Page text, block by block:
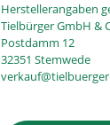
Herstellerangaben
Tielbürger GmbH &
Postdamm 12
32351 Stemwede